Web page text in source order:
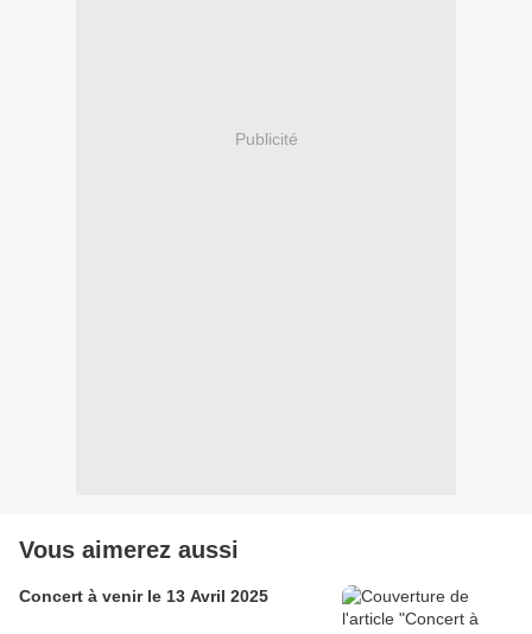
Publicité
Vous aimerez aussi
Concert à venir le 13 Avril 2025